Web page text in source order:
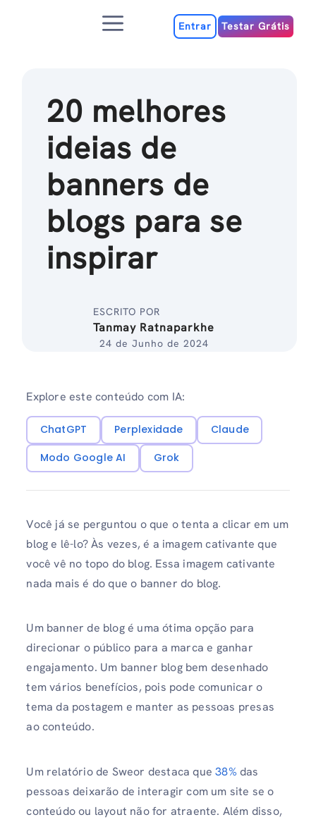
MenuEntrar Testar Grátis
20 melhores
ideias de
banners de
blogs para se
inspirar
ESCRITO POR
Tanmay Ratnaparkhe
24 de Junho de 2024
Explore este conteúdo com IA:
ChatGPT Perplexidade
Claude
Modo Google AI
Grok
Você já se perguntou o que o tenta a clicar em um
blog e lê-lo? Às vezes, é a imagem cativante que
você vê no topo do blog. Essa imagem cativante
nada mais é do que o banner do blog.
Um banner de blog é uma ótima opção para
direcionar o público para a marca e ganhar
engajamento. Um banner blog bem desenhado
tem vários benefícios, pois pode comunicar o
tema da postagem e manter as pessoas presas
ao conteúdo.
Um relatório de Sweor destaca que38% das
pessoas deixarão de interagir com um site se o
conteúdo ou layout não for atraente. Além disso,